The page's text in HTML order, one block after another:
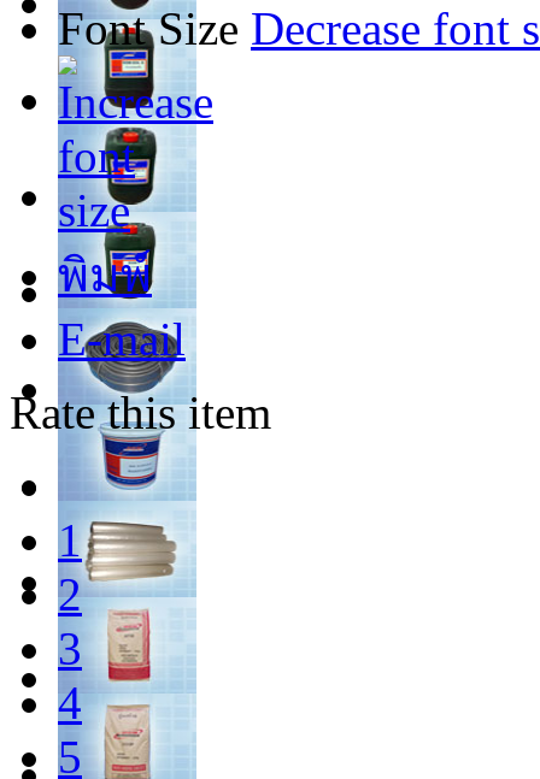
Font Size Decrease font
พิมพ์
E-mail
Rate this item
1
2
3
4
5